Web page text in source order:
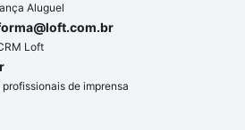
Aluguel
Loft
de imprensa